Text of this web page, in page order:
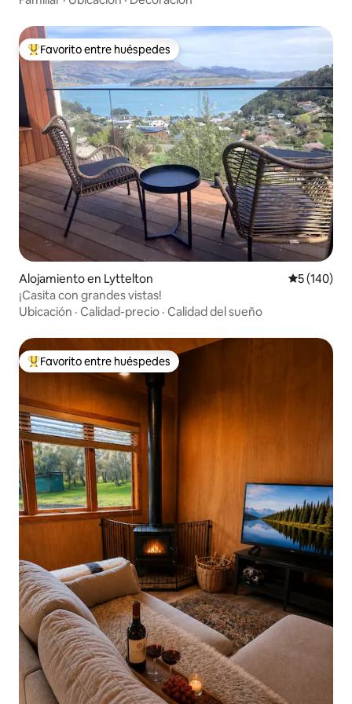
Favorito entre huéspedes preferido
Favorito entre huéspedes
Alojamiento en Lyttelton
5 (140)
¡Casita con grandes vistas!
Ubicación · Calidad-precio · Calidad del sueño
Favorito entre huéspedes preferido
Favorito entre huéspedes